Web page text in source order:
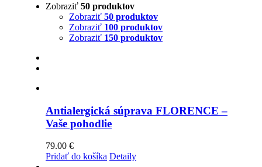
Zobraziť 50 produktov
Zobraziť 50 produktov
Zobraziť 100 produktov
Zobraziť 150 produktov
Antialergická súprava FLORENCE –
Vaše pohodlie
79.00 €
Pridať do košíka Detaily